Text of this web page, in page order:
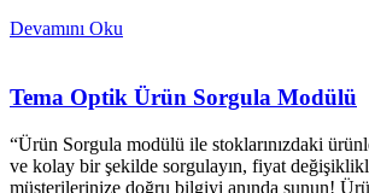
Devamını Oku
Tema Optik Ürün Sorgula Modülü
“Ürün Sorgula modülü ile stoklarınızdaki
ve kolay bir şekilde sorgulayın, fiyat
müşterilerinize doğru bilgiyi anında sunun!